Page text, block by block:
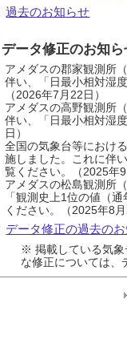
過去のお知らせ
データ修正のお知ら
アメダスの郡家観測所
伴い、「日最小相対湿
（2026年7月22日）
アメダスの高野観測所
伴い、「日最小相対湿
日）
全国の気象台等におけ
施しました。これに伴
覧ください。（2025年9
アメダスの松島観測所
「観測史上1位の値（
ください。（2025年8月
データ修正の過去の
※ 掲載している気象
な修正については、